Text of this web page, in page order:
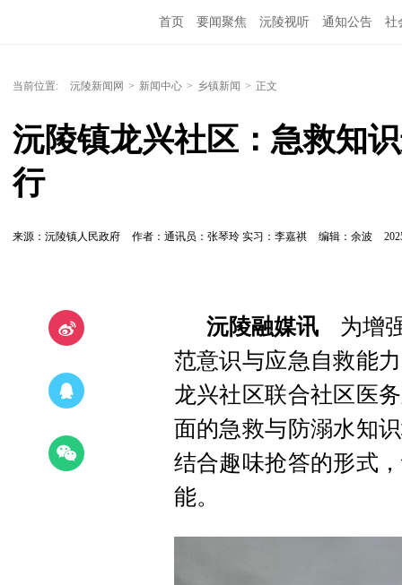
首页 要闻聚焦 沅陵视听 通知公告 社
当前位置: 沅陵新闻网 > 新闻中心 > 乡镇新闻 > 正文
沅陵镇龙兴社区：急救知
行
来源：沅陵镇人民政府 作者：通讯员：张琴玲 实习：李嘉祺 编辑：余波
沅陵融媒讯
为增
范意识与应急自救能
龙兴社区联合社区医
面的急救与防溺水知
结合趣味抢答的形式
能。